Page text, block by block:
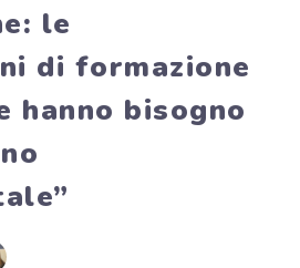
le
di formazione
hanno bisogno